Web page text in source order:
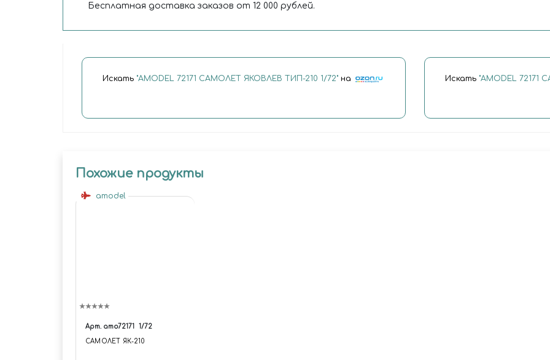
Бесплатная доставка заказов от 12 000 рублей.
Искать "AMODEL 72171 САМОЛЕТ ЯКОВЛЕВ ТИП-210 1/72" на Искать "AMODEL
Похожие продукты
amodel
Арт. amo72171 1/72
САМОЛЕТ ЯК-210